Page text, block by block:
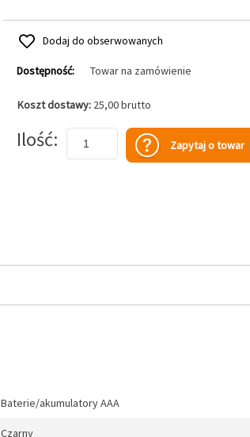
Dodaj do obserwowanych
Dostępność: Towar na zamówienie
Koszt dostawy: 25,00 brutto
Ilość Zapytaj o towar
Baterie/akumulatory AAA
Czarny